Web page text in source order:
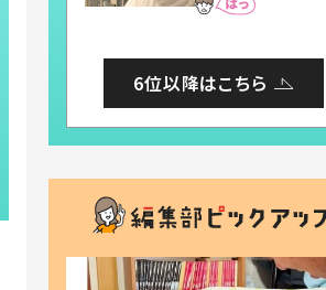
に書いてあった本音
6位以降はこちら